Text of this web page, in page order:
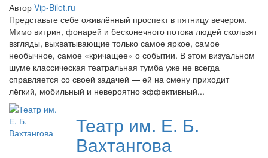
Автор Vip-Bilet.ru
Представьте себе оживлённый проспект в пятницу вечером.
Мимо витрин, фонарей и бесконечного потока людей скользят
взгляды, выхватывающие только самое яркое, самое
необычное, самое «кричащее» о событии. В этом визуальном
шуме классическая театральная тумба уже не всегда
справляется со своей задачей — ей на смену приходит
лёгкий, мобильный и невероятно эффективный...
Театр им. Е. Б.
Вахтангова